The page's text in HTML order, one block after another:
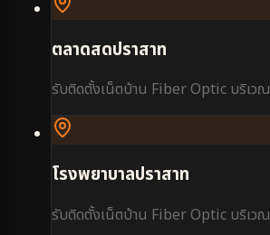
ตลาดสดปราสาท
รับติดตั้งเน็ตบ้าน Fiber Optic บริเวณ
โรงพยาบาลปราสาท
รับติดตั้งเน็ตบ้าน Fiber Optic บริเวณ